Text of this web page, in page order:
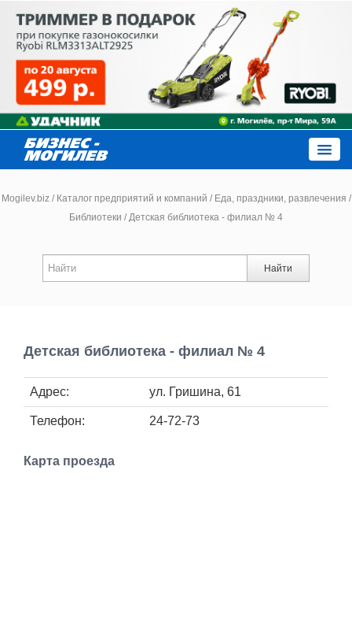
Новости
Афиша
Mogilev.biz / Каталог предприятий и компаний / Еда, праздники, развлечения /
Библиотеки /Детская библиотека - филиал № 4
Найти
Детская библиотека - филиал № 4
Адрес: ул. Гришина, 61
Телефон: 24-72-73
Карта проезда